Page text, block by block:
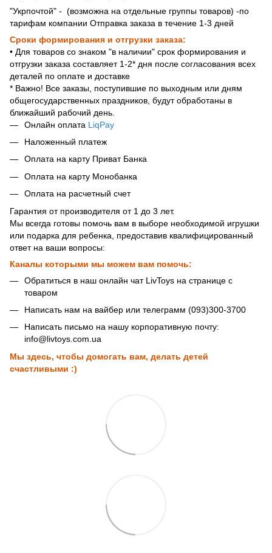
"Укрпочтой" - (возможна на отдельные группы товаров) -по
тарифам компании Отправка заказа в течение 1-3 дней
Сроки формирования и отгрузки заказа:
• Для товаров со знаком "в наличии" срок формирования и
отгрузки заказа составляет 1-2* дня после согласования всех
деталей по оплате и доставке
* Важно! Все заказы, поступившие по выходным или дням
общегосударственных праздников, будут обработаны в
ближайший рабочий день.
Онлайн оплата LiqPay
Наложенный платеж
Оплата на карту Приват Банка
Оплата на карту Монобанка
Оплата на расчетный счет
Гарантия от производителя от 1 до 3 лет.
Мы всегда готовы помочь вам в выборе необходимой игрушки
или подарка для ребенка, предоставив квалифицированный
ответ на ваши вопросы:
Каналы которыми мы можем вам помочь:
Обратиться в наш онлайн чат LivToys на странице с
товаром
Написать нам на вайбер или телеграмм (093)300-3700
Написать письмо на нашу корпоративную почту:
info@livtoys.com.ua
Мы здесь, чтобы домогать вам, делать детей
счастливыми :)